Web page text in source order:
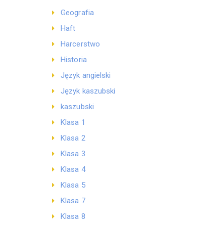
Geografia
Haft
Harcerstwo
Historia
Język angielski
Język kaszubski
kaszubski
Klasa 1
Klasa 2
Klasa 3
Klasa 4
Klasa 5
Klasa 7
Klasa 8